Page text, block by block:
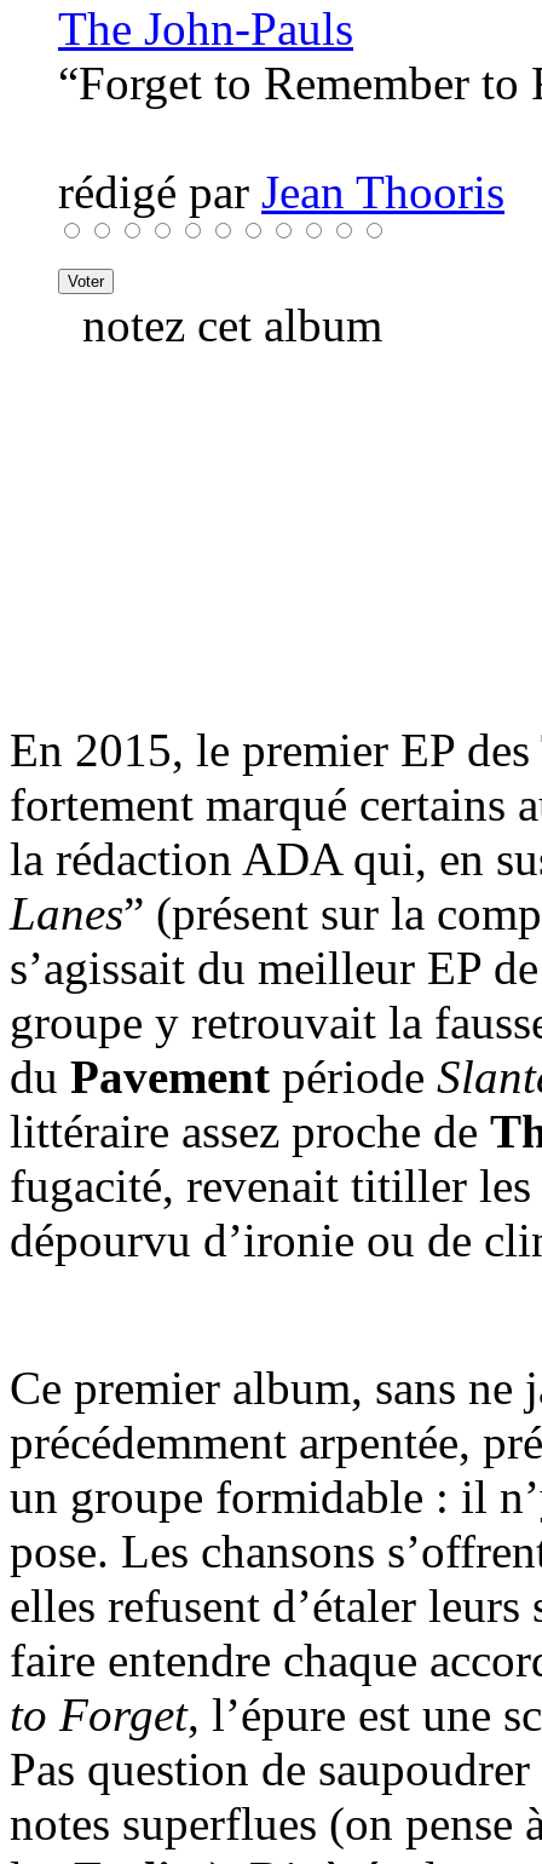
The John-Pauls
“Forget to Remember to
rédigé par Jean Thooris
notez cet album
En 2015, le premier EP
fortement marqué certains
la rédaction ADA qui, en
Lanes” (présent sur la
s’agissait du meilleur EP
groupe y retrouvait la
du Pavement période
littéraire assez proche de
fugacité, revenait titiller les
dépourvu d’ironie ou de
Ce premier album, sans ne
précédemment arpentée,
un groupe formidable : il
pose. Les chansons
elles refusent d’étaler
faire entendre chaque
to Forget, l’épure est une
Pas question de
notes superflues (on pense